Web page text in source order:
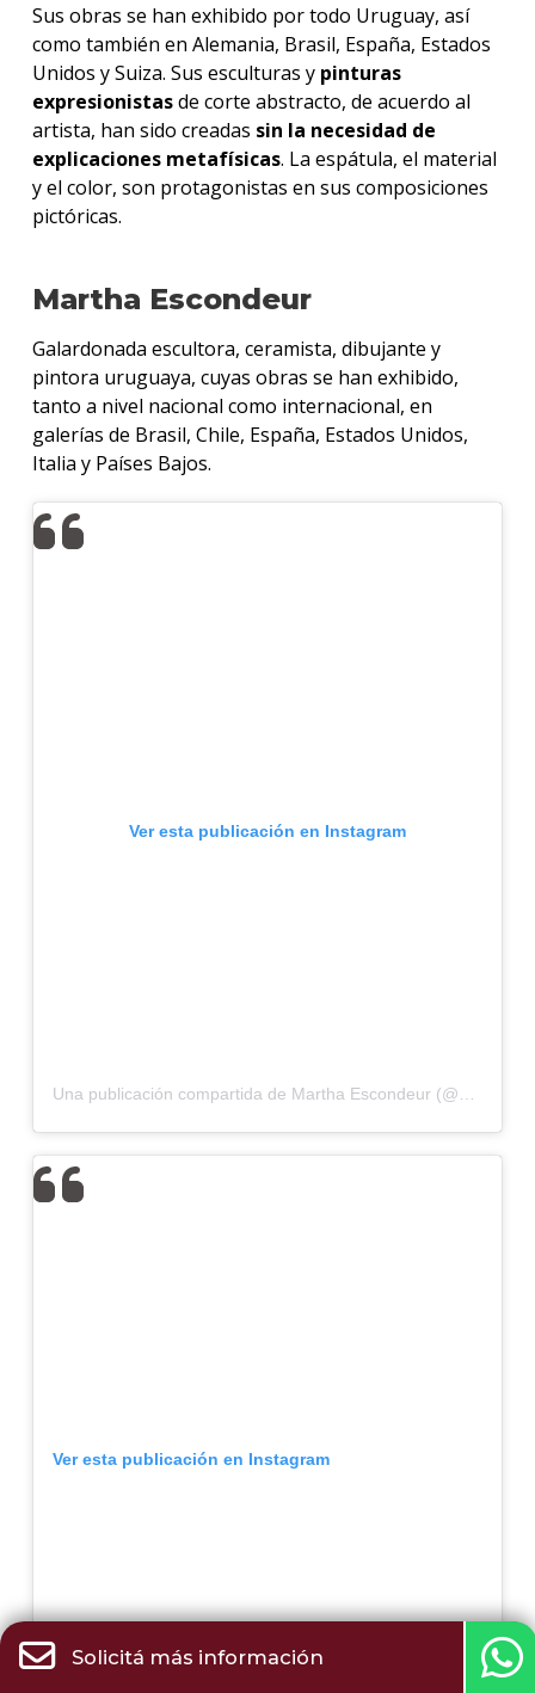
Solicitá más información
Sus obras se han exhibido por todo Uruguay, así
como también en Alemania, Brasil, España, Estados
Unidos y Suiza. Sus esculturas y pinturas
expresionistasde corte abstracto, de acuerdo al
artista, han sido creadas sin la necesidad de
explicaciones metafísicas. La espátula, el material
y el color, son protagonistas en sus composiciones
pictóricas.
Martha Escondeur
Galardonada escultora, ceramista, dibujante y
pintora uruguaya, cuyas obras se han exhibido,
tanto a nivel nacional como internacional, en
galerías de Brasil, Chile, España, Estados Unidos,
Italia y Países Bajos.
Ver esta publicación en Instagram
Ver esta publicación en Instagram